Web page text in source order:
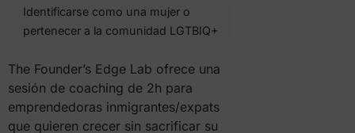
Identificarse como una mujer o
pertenecer a la comunidad LGTBIQ+
The Founder’s Edge Lab ofrece una
sesión de coaching de 2h para
emprendedoras inmigrantes/expats
que quieren crecer sin sacrificar su